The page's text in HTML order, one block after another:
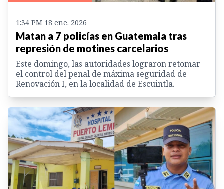
1:34 PM 18 ene. 2026
Matan a 7 policías en Guatemala tras
represión de motines carcelarios
Este domingo, las autoridades lograron retomar
el control del penal de máxima seguridad de
Renovación I, en la localidad de Escuintla.